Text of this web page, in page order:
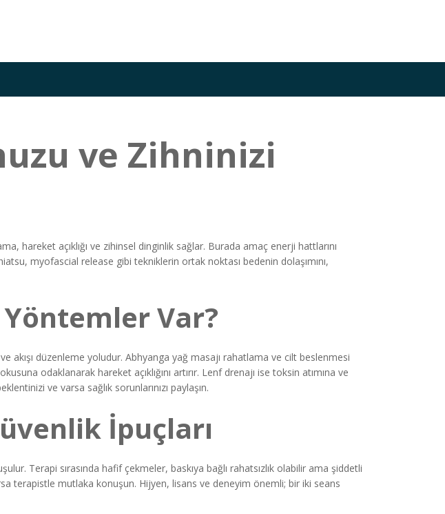
ve Zihninizi
açıklığı ve zihinsel dinginlik sağlar. Burada amaç enerji hattlarını
myofascial release gibi tekniklerin ortak noktası bedenin dolaşımını,
Var?
akışı düzenleme yoludur. Abhyanga yağ masajı rahatlama ve cilt beslenmesi
odaklanarak hareket açıklığını artırır. Lenf drenajı ise toksin atımına ve
ve varsa sağlık sorunlarınızı paylaşın.
İpuçları
Terapi sırasında hafif çekmeler, baskıya bağlı rahatsızlık olabilir ama şiddetli
terapistle mutlaka konuşun. Hijyen, lisans ve deneyim önemli; bir iki seans